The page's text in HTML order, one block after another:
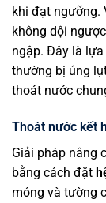
khi đạt ngưỡng.
không dội
ngập. Đây là
thường bị úng
thoát nước
Thoát nước kết
Giải pháp nâng
bằng cách đặt
móng và tường